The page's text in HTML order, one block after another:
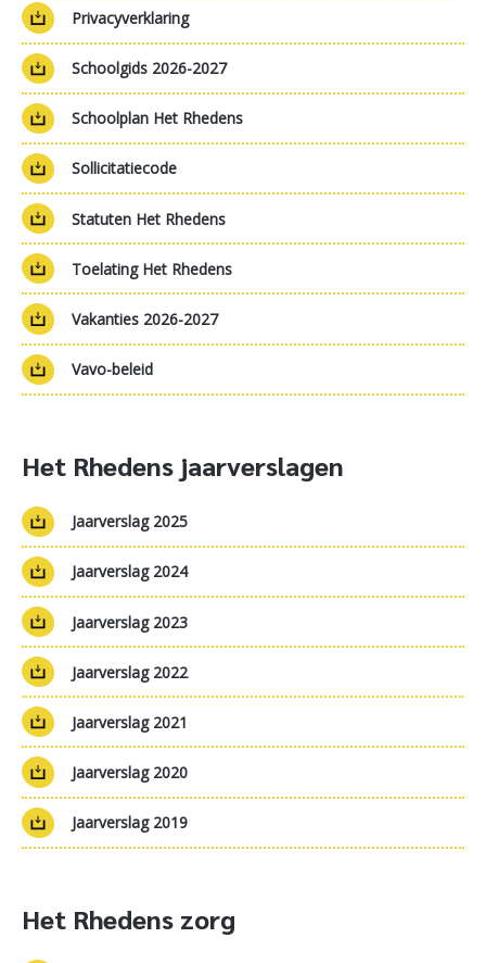
Privacyverklaring
Schoolgids 2026-2027
Schoolplan Het Rhedens
Sollicitatiecode
Statuten Het Rhedens
Toelating Het Rhedens
Vakanties 2026-2027
Vavo-beleid
Het Rhedens jaarverslagen
Jaarverslag 2025
Jaarverslag 2024
Jaarverslag 2023
Jaarverslag 2022
Jaarverslag 2021
Jaarverslag 2020
Jaarverslag 2019
Het Rhedens zorg